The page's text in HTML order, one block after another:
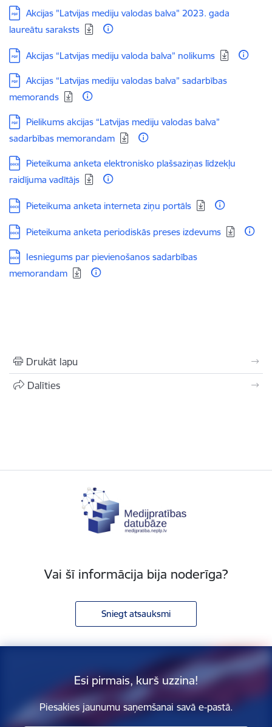
Lejupielādēt:
Akcijas "Latvijas mediju valodas balva" 2023. gada
laureātu saraksts
Lejupielādēt:
Akcijas “Latvijas mediju valoda balva” nolikums
Lejupielādēt:
Akcijas “Latvijas mediju valodas balva” sadarbības
memorands
Lejupielādēt:
Pielikums akcijas “Latvijas mediju valodas balva”
sadarbības memorandam
Lejupielādēt:
Pieteikuma anketa elektronisko plašsaziņas līdzekļu
raidījuma vadītājs
Lejupielādēt:
Pieteikuma anketa interneta ziņu portāls
Lejupielādēt:
Pieteikuma anketa periodiskās preses izdevums
Lejupielādēt:
Iesniegums par pievienošanos sadarbības
memorandam
Drukāt lapu
Dalīties
Vai šī informācija bija noderīga?
Sniegt atsauksmi
Esi pirmais, kurš uzzina!
Piesakies jaunumu saņemšanai savā e-pastā.